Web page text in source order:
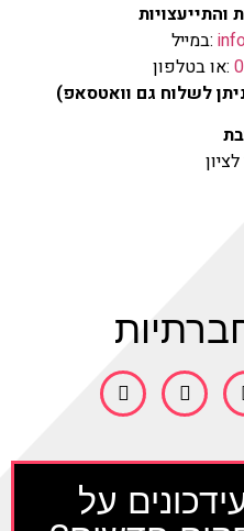
על
:במייל
:או בטלפון